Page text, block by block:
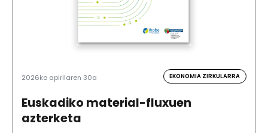
2026ko apirilaren 30a EKONOMIA ZIRKULARRA
Euskadiko material-fluxuen
azterketa